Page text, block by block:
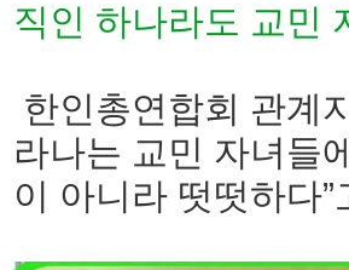
직인 하나라도 교민
한인총연합회 관계
라나는 교민 자녀들
이 아니라 떳떳하다